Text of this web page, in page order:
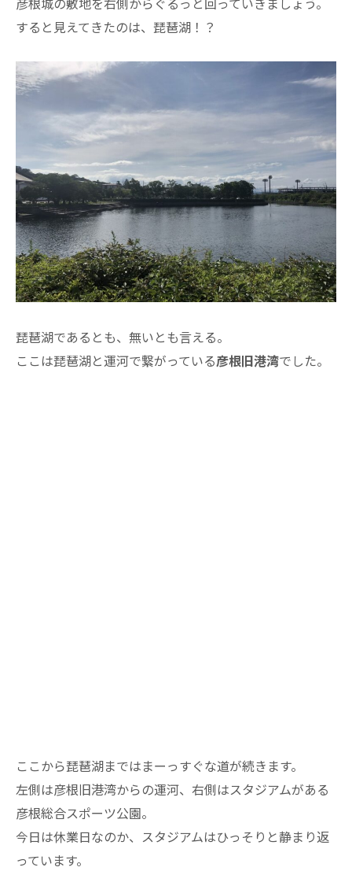
すると見えてきたのは、琵琶湖！？
琵琶湖であるとも、無いとも言える。
ここは琵琶湖と運河で繋がっている彦根旧港湾でした。
ここから琵琶湖まではまーっすぐな道が続きます。
左側は彦根旧港湾からの運河、右側はスタジアムがある
彦根総合スポーツ公園。
今日は休業日なのか、スタジアムはひっそりと静まり返
っています。